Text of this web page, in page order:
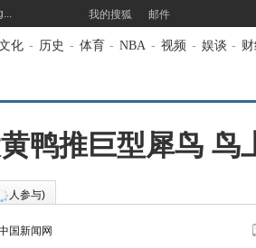
我的搜狐 邮件
化 - 历史 - 体育 - NBA - 视频 - 娱谈 -
鸭推巨型犀鸟 鸟
人参与)
国新闻网